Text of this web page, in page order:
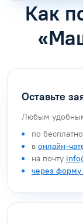
Как
Оставьте
Любым
по
в онлайн-
на почту
через форму